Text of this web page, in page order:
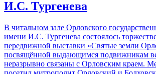
И.С. Тургенева
В читальном зале Орловского
имени И.С. Тургенева состоялось
передвижной выставки «Святые земли
посвящённой выдающимся подвижникам
неразрывно связаны с Орловским краем.